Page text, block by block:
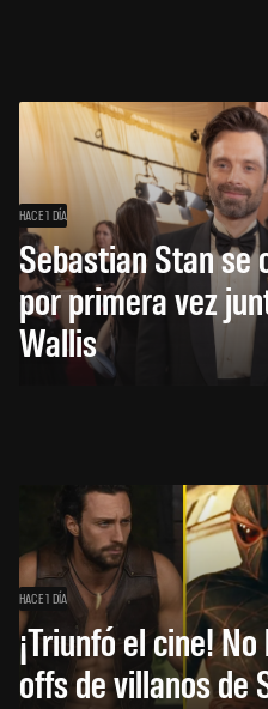
HACE 1 DÍA
Sebastian Stan se
por primera vez
Wallis
HACE 1 DÍA
¡Triunfó el cine!
offs de villanos de